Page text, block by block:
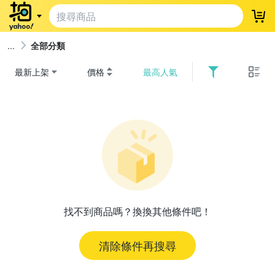
登
全部分類
最新上架 價格 最高人氣
找不到商品嗎？換換其他條件吧！
清除條件再搜尋